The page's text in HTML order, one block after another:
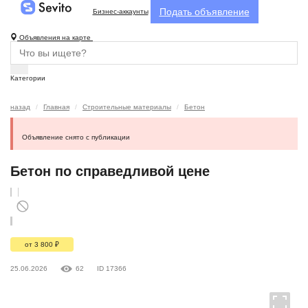
Бизнес-аккаунты Подать объявление
Объявления на карте
Категории
назад Главная Строительные материалы Бетон
Объявление снято с публикации
Бетон по справедливой цене
от 3 800 ₽
25.06.2026 62 ID 17366